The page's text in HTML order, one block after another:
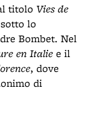
titolo Vies de
lo
Bombet. Nel
en Italie e il
, dove
di